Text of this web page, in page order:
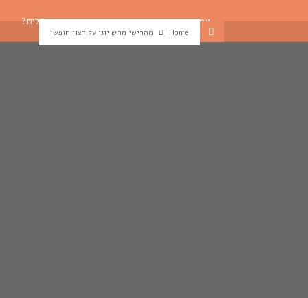
עמוד הבית מהי המדיטציה הטרנסנדנטלית?
Home מהרישי מהש יוגי על רצון חופשי